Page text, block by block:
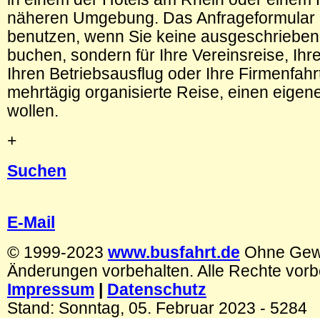
näheren Umgebung. Das
benutzen, wenn Sie keine
buchen, sondern für Ihre Vereinsreise,
Ihren Betriebsausflug oder Ihre
mehrtägig organisierte Reise, einen
wollen.
+
Suchen
E-Mail
© 1999-2023 www.busfahrt.de Ohne
Änderungen vorbehalten. Alle Rechte
Impressum
Datenschutz
Stand: Sonntag, 05. Februar 2023 - 5284